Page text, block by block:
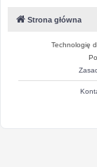
Strona główna
Technologię